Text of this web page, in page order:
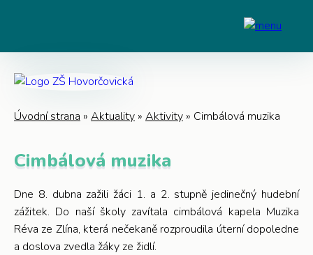
Úvodní strana » Aktuality » Aktivity » Cimbálová muzika
Cimbálová muzika
Dne 8. dubna zažili žáci 1. a 2. stupně jedinečný hudební
zážitek. Do naší školy zavítala cimbálová kapela Muzika
Réva ze Zlína, která nečekaně rozproudila úterní dopoledne
a doslova zvedla žáky ze židlí.